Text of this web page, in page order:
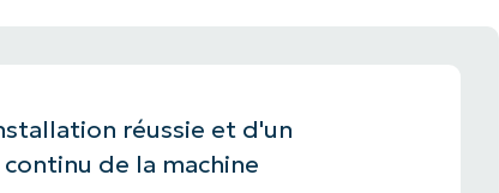
réussie et d'un
de la machine